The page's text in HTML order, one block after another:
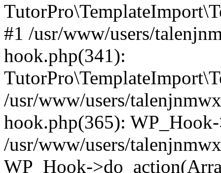
#1 /usr/www/users/
hook.php(341):
/usr/www/users/
hook.php(365):
/usr/www/users/
WP_Hook-